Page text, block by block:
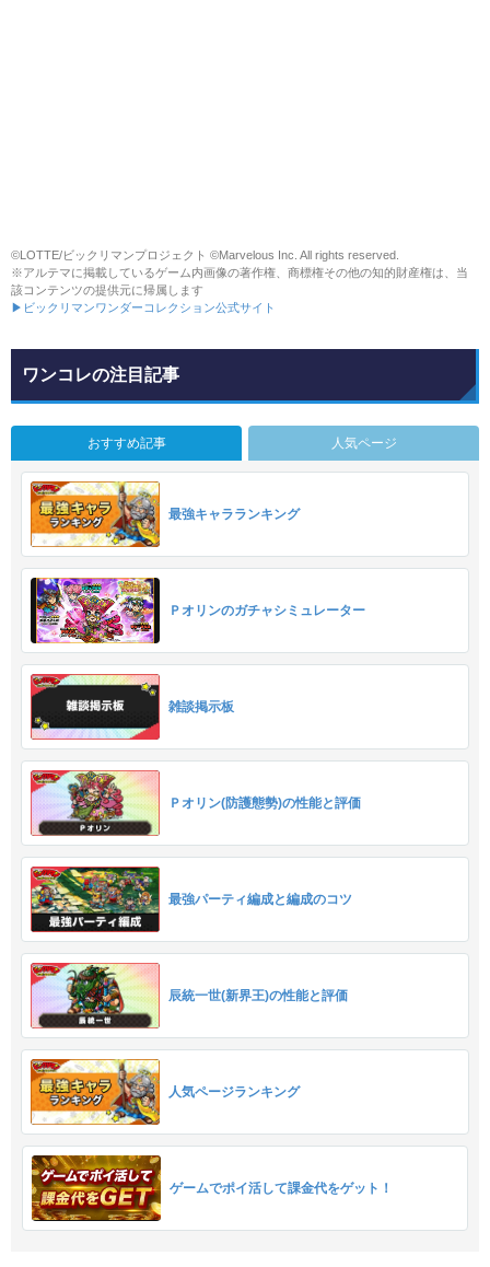
©LOTTE/ビックリマンプロジェクト ©Marvelous Inc. All rights reserved.
※アルテマに掲載しているゲーム内画像の著作権、商標権その他の知的財産権は、当
該コンテンツの提供元に帰属します
▶ビックリマンワンダーコレクション公式サイト
ワンコレの注目記事
おすすめ記事 人気ページ
最強キャラランキング
Ｐオリンのガチャシミュレーター
雑談掲示板
Ｐオリン(防護態勢)の性能と評価
最強パーティ編成と編成のコツ
辰統一世(新界王)の性能と評価
人気ページランキング
ゲームでポイ活して課金代をゲット！